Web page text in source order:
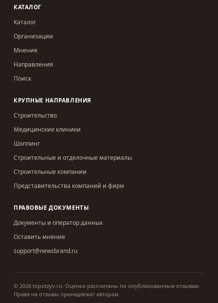
КАТАЛОГ
Каталог
Организации
Мнения
Направления
Поиск
КРУПНЫЕ НАПРАВЛЕНИЯ
Строительство
Медицинские клиники
Шоппинг
Строительные и отделочные материалы
Строительные компании
Представительства компаний и фирм
ПРАВОВЫЕ ДОКУМЕНТЫ
Документы и оператор данных
Оставить мнение
support@newsbrand.ru
© 2026 topotzyv.ru. Оценки рассчитаны по опубликованным отзывам.
Права на отзывы принадлежат авторам.